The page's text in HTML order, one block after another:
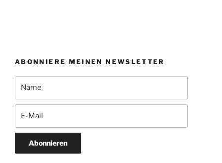
ABONNIERE MEINEN NEWSLETTER
Abonnieren